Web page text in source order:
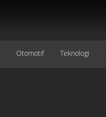
Otomotif Teknologi